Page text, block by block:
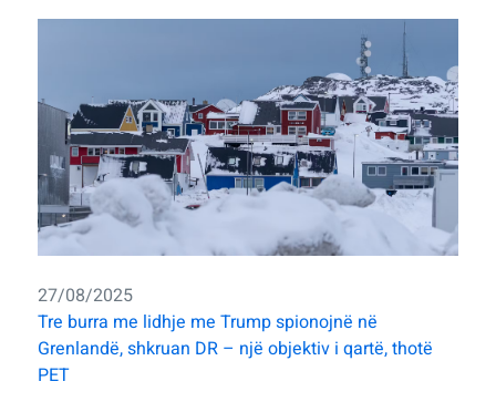
27/08/2025
Tre burra me lidhje me Trump spionojnë në
Grenlandë, shkruan DR – një objektiv i qartë, thotë
PET